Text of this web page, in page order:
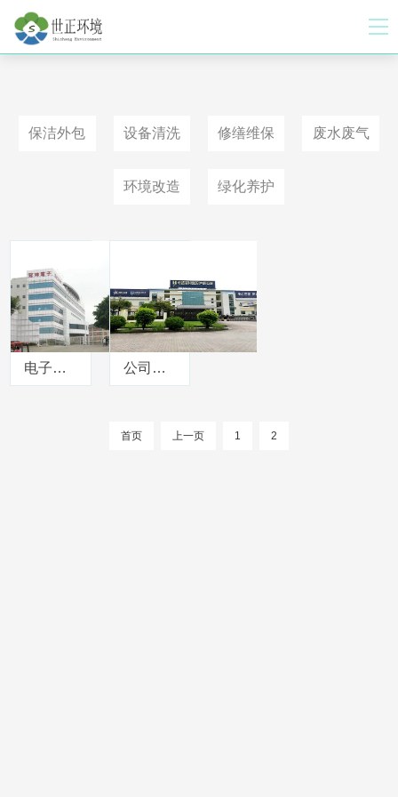
保洁外包 设备清洗 修缮维保 废水废气
环境改造 绿化养护
电子厂保洁服务 公司保洁
首页 上一页 1 2